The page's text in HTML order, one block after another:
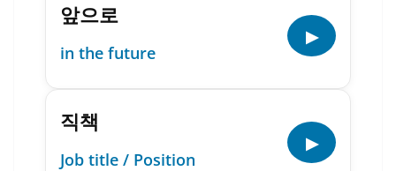
앞으로
in the future
▶
직책
Job title / Position
▶